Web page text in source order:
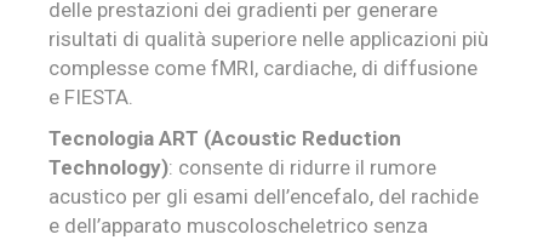
delle prestazioni dei gradienti per generare
risultati di qualità superiore nelle applicazioni più
complesse come fMRI, cardiache, di diffusione
e FIESTA.
Tecnologia ART (Acoustic Reduction
Technology): consente di ridurre il rumore
acustico per gli esami dell’encefalo, del rachide
e dell’apparato muscoloscheletrico senza